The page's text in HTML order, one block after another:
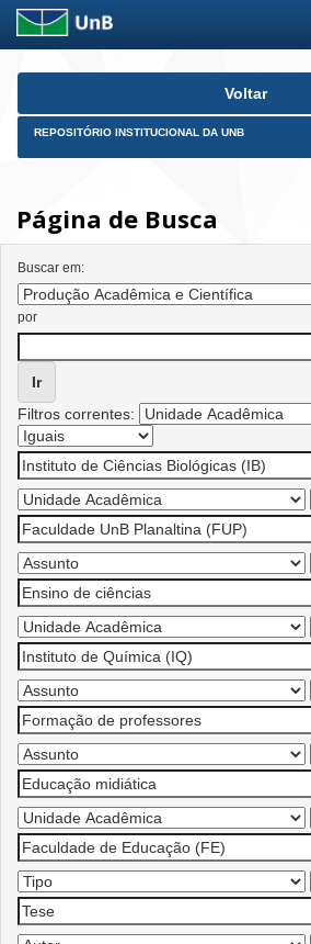
Skip
Voltar
REPOSITÓRIO INSTITUCIONAL DA UNB
Página de Busca
Buscar em:
por
Filtros correntes: